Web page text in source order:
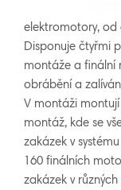
elektromotory,
Disponuje čtyřmi
montáže a finální
obrábění a
V montáži
montáž, kde se
zakázek v
160 finálních
zakázek v různých